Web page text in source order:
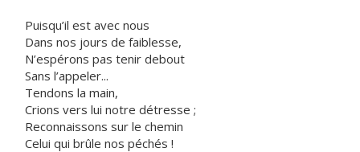
Puisqu’il est avec nous
Dans nos jours de faiblesse,
N’espérons pas tenir debout
Sans l’appeler...
Tendons la main,
Crions vers lui notre détresse ;
Reconnaissons sur le chemin
Celui qui brûle nos péchés !